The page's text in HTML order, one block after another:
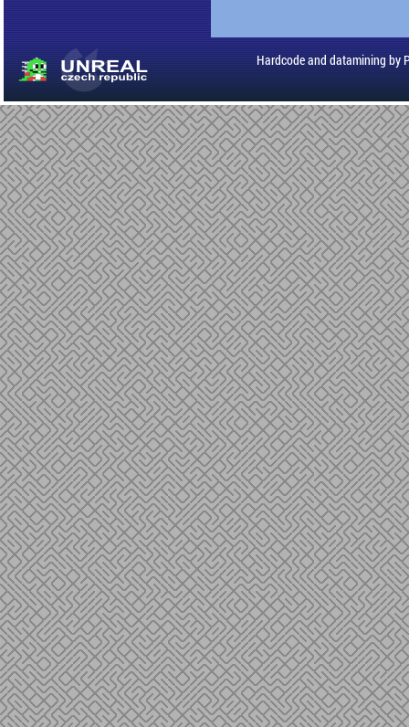
Hardcode and datamining by